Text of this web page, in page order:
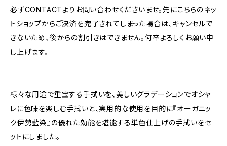
必ずCONTACTよりお問い合わせくださいませ。先にこちらのネッ
トショップからご決済を完了されてしまった場合は、キャンセルで
きないため、後からの割引きはできません。何卒よろしくお願い申
し上げます。
様々な用途で重宝する手拭いを、美しいグラデーションでオシャ
レに色味を楽しむ手拭いと、実用的な使用を目的に『オーガニッ
ク伊勢藍染』の優れた効能を堪能する単色仕上げの手拭いをセ
ットにしました。